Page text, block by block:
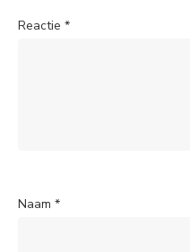
Reactie *
Naam *